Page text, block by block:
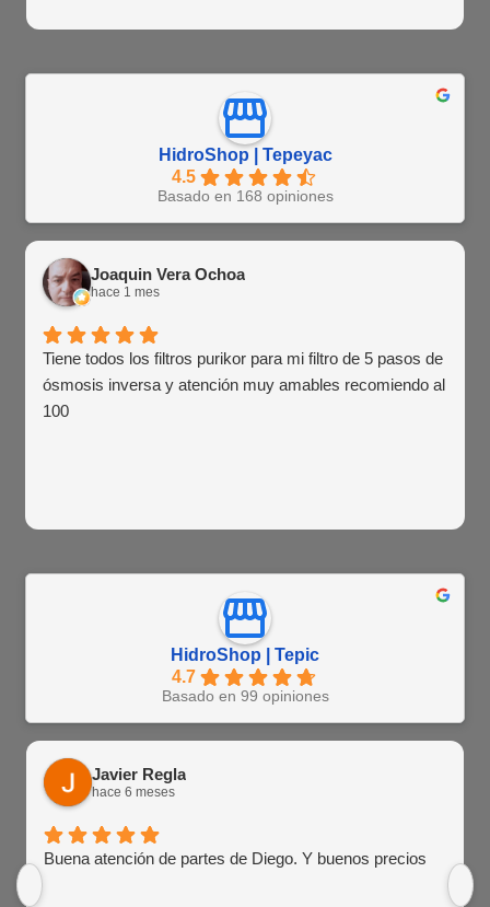
HidroShop | Tepeyac
4.5
Basado en 168 opiniones
Joaquin Vera Ochoa
hace 1 mes
Tiene todos los filtros purikor para mi filtro de 5 pasos de
ósmosis inversa y atención muy amables recomiendo al
100
HidroShop | Tepic
4.7
Basado en 99 opiniones
Javier Regla
hace 6 meses
Buena atención de partes de Diego. Y buenos precios